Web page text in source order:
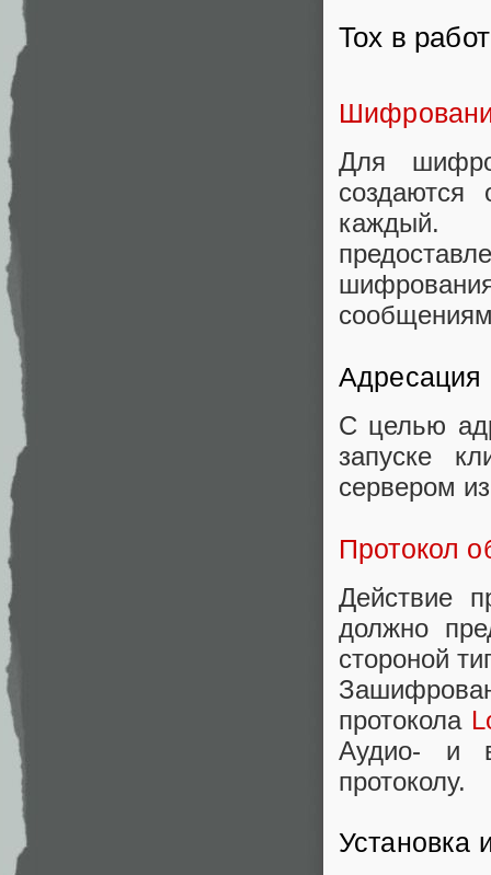
Tox в
Для
каждый.
Адресация
С целью
запуске
сервером
Протокол
Действие
должно
стороной
протокола
Аудио- и
протоколу.
Установка